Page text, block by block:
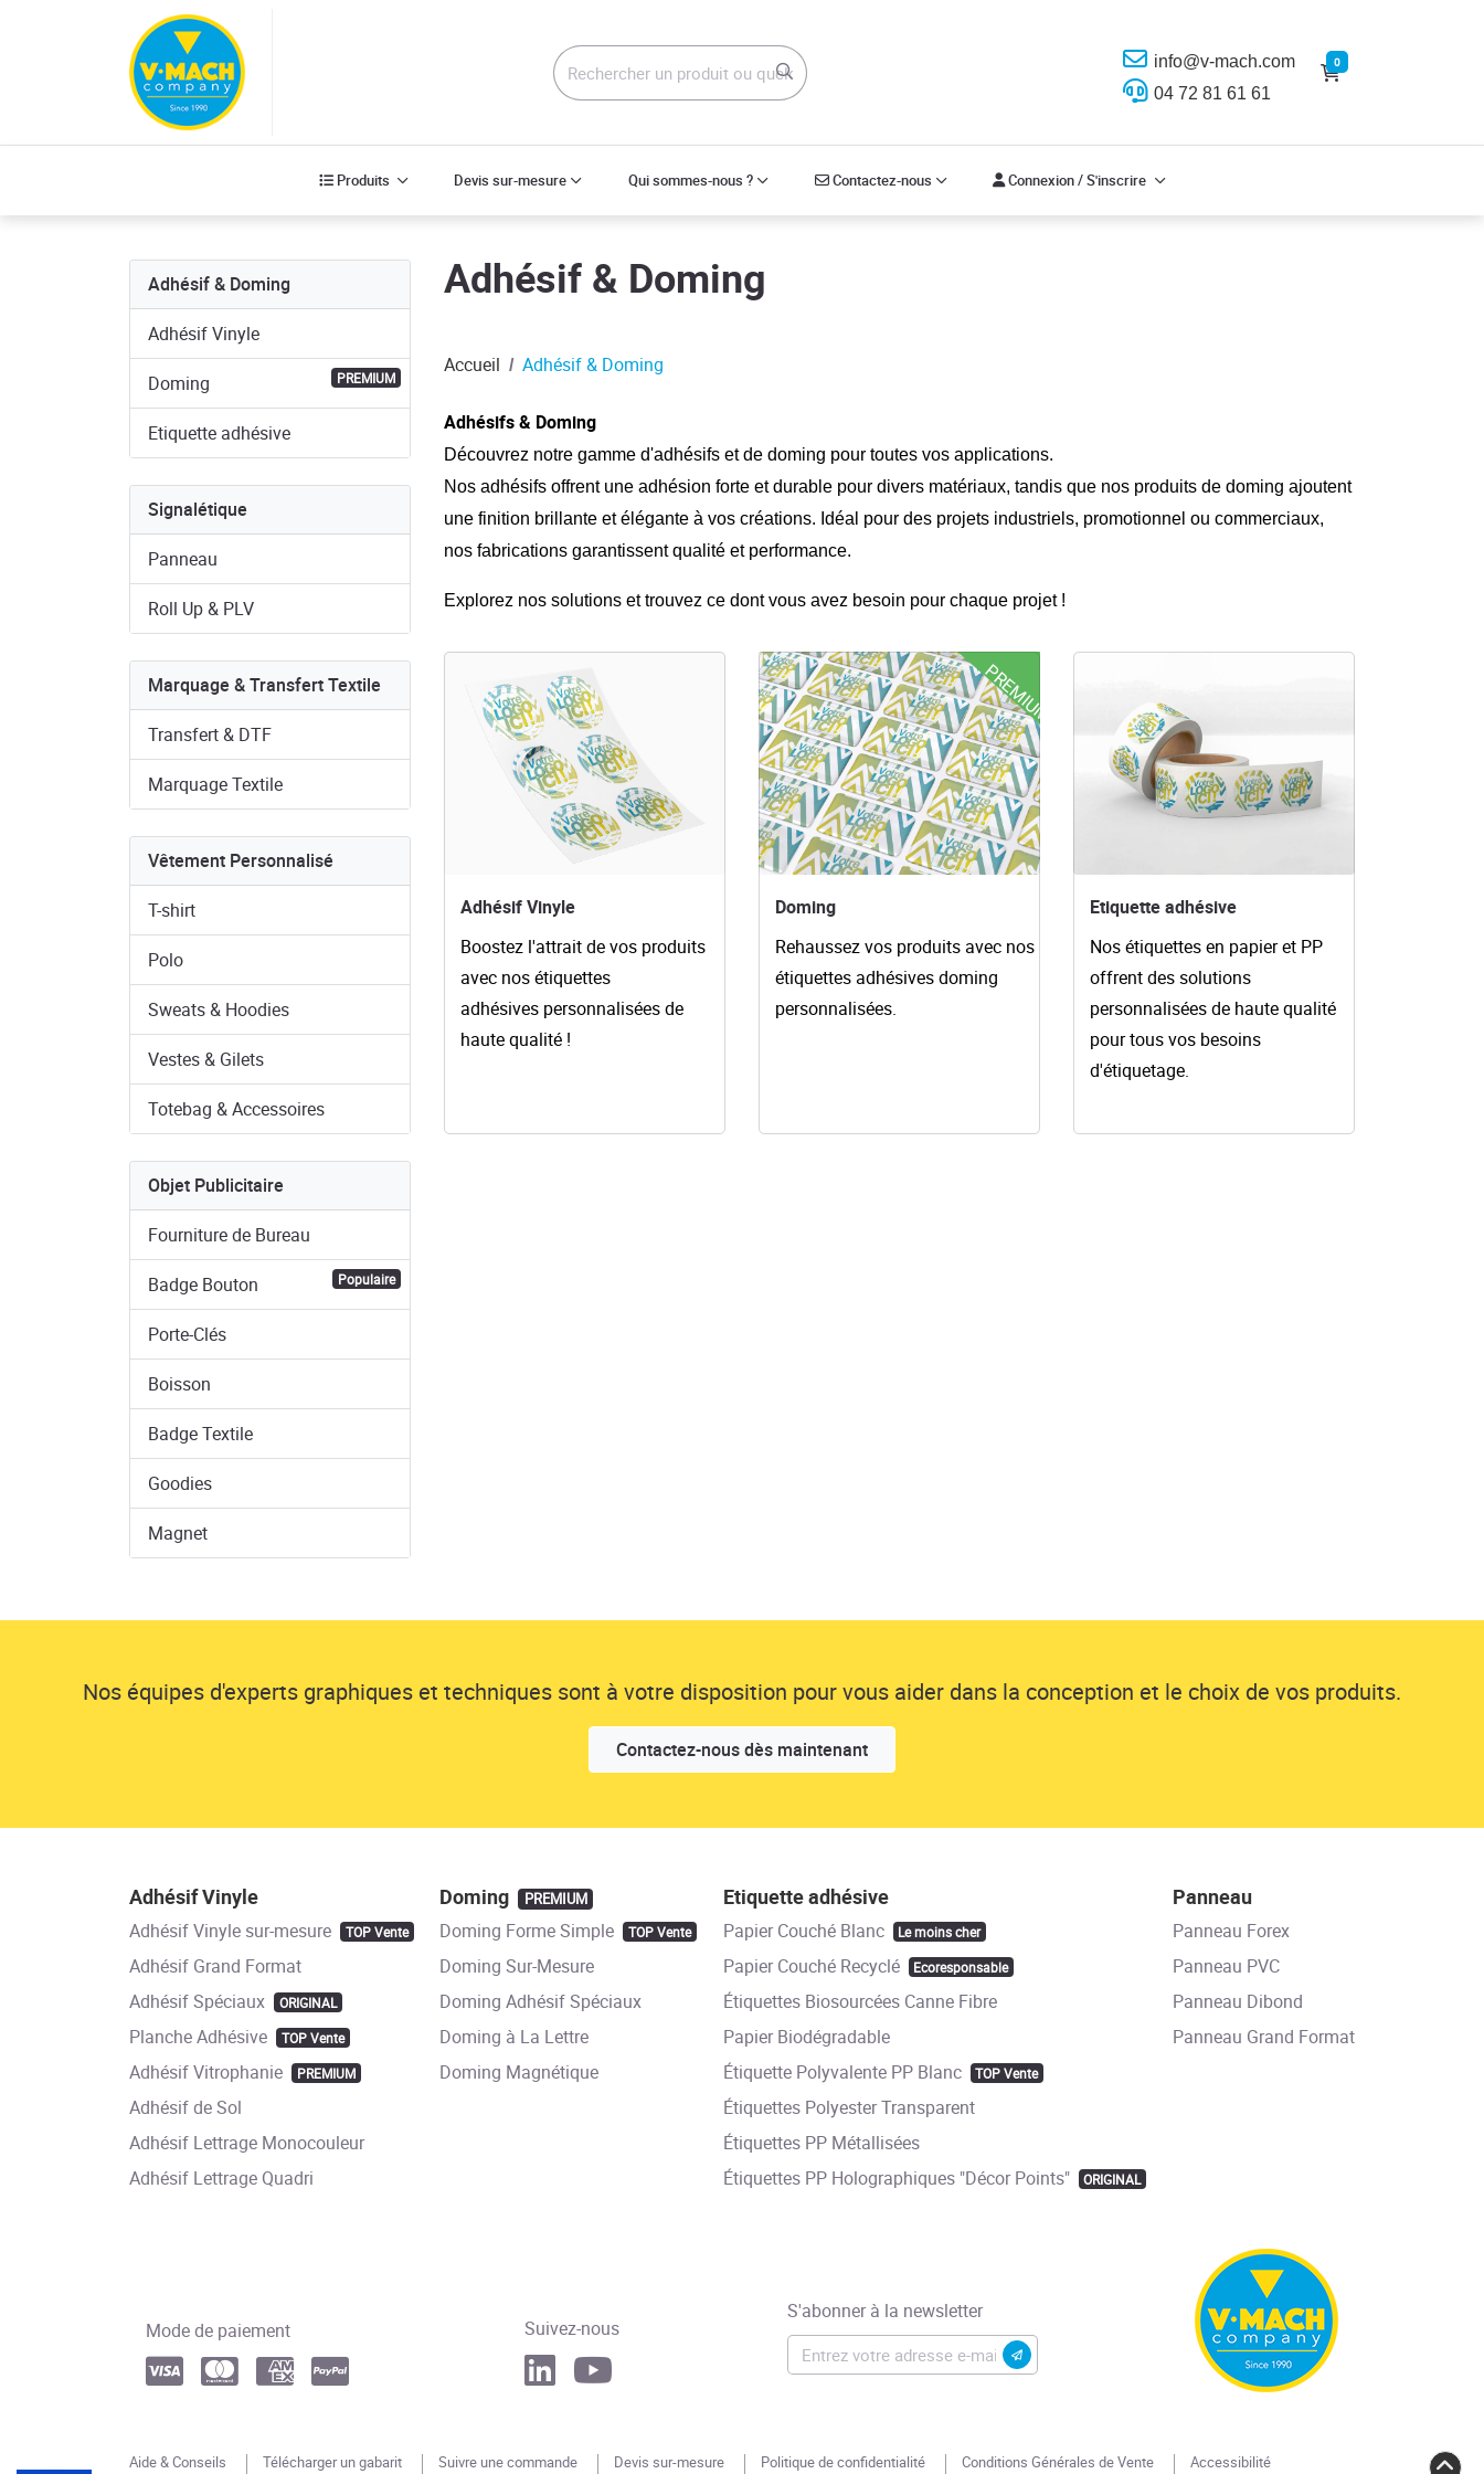
info@v-mach.com
04 72 81 61 61
0
Produits
Produits Devis sur-mesure Qui sommes-nous ? Contactez-nous
Contactez-nous Connexion / S'inscrire
Connexion / S'inscrire
Adhésif & Doming
Adhésif Vinyle
Doming PREMIUM
Etiquette adhésive
Signalétique
Panneau
Roll Up & PLV
Marquage & Transfert Textile
Transfert & DTF
Marquage Textile
Vêtement Personnalisé
T-shirt
Polo
Sweats & Hoodies
Vestes & Gilets
Totebag & Accessoires
Objet Publicitaire
Fourniture de Bureau
Badge Bouton Populaire
Porte-Clés
Boisson
Badge Textile
Goodies
Magnet
Adhésif & Doming
Accueil Adhésif & Doming
Adhésifs & Doming
Découvrez notre gamme d'adhésifs et de doming pour toutes vos applications.
Nos adhésifs offrent une adhésion forte et durable pour divers matériaux, tandis que nos produits de doming ajoutent
une finition brillante et élégante à vos créations. Idéal pour des projets industriels, promotionnel ou commerciaux,
nos fabrications garantissent qualité et performance.
Explorez nos solutions et trouvez ce dont vous avez besoin pour chaque projet !
Adhésif Vinyle
Boostez l'attrait de vos produits
avec nos étiquettes
adhésives personnaliséesde
haute qualité !
PREMIUM
Doming
Rehaussez vos produits avec nos
étiquettes adhésives doming
personnalisées.
Voir les détails Doming
Etiquette adhésive
Nos étiquettes en papier et PP
offrent des solutions
personnalisées de haute qualité
pour tous vos besoins
d'étiquetage.
Nos équipes d'experts graphiques et techniques sont à votre disposition pour vous aider dans la conception et le choix de vos produits.
Contactez-nous dès maintenant
Adhésif Vinyle
Adhésif Vinyle sur-mesure TOP Vente
Adhésif Grand Format
Adhésif Spéciaux
ORIGINAL
Planche Adhésive TOP Vente
Adhésif Vitrophanie PREMIUM
Adhésif de Sol
Adhésif Lettrage Monocouleur
Adhésif Lettrage Quadri
Doming PREMIUM
Doming Forme Simple TOP Vente
Doming Sur-Mesure
Doming Adhésif Spéciaux
Doming à La Lettre
Doming Magnétique
Etiquette adhésive
Papier Couché Blanc Le moins cher
Papier Couché Recyclé Ecoresponsable
Étiquettes Biosourcées Canne Fibre
Papier Biodégradable
Étiquette Polyvalente PP Blanc
TOP Vente
Étiquettes Polyester Transparent
Étiquettes PP Métallisées
Étiquettes PP Holographiques "Décor Points"
ORIGINAL
Panneau
Panneau Forex
Panneau PVC
Panneau Dibond
Panneau Grand Format
Mode de paiement Suivez-nous
S'abonner à la newsletter
Aide & Conseils Télécharger un gabarit Suivre une commande Devis sur-mesure Politique de confidentialité Conditions Générales de Vente Accessibilité